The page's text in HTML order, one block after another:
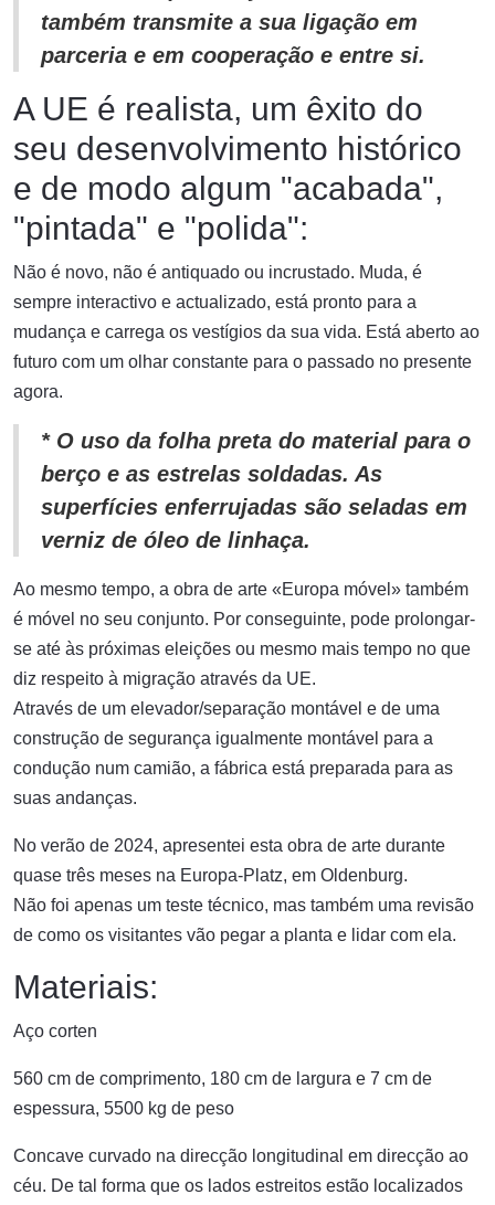
também transmite a sua ligação em
parceria e em cooperação e entre si.
A UE é realista, um êxito do
seu desenvolvimento histórico
e de modo algum "acabada",
"pintada" e "polida":
Não é novo, não é antiquado ou incrustado. Muda, é
sempre interactivo e actualizado, está pronto para a
mudança e carrega os vestígios da sua vida. Está aberto ao
futuro com um olhar constante para o passado no presente
agora.
* O uso da folha preta do material para o
berço e as estrelas soldadas. As
superfícies enferrujadas são seladas em
verniz de óleo de linhaça.
Ao mesmo tempo, a obra de arte «Europa móvel» também
é móvel no seu conjunto. Por conseguinte, pode prolongar-
se até às próximas eleições ou mesmo mais tempo no que
diz respeito à migração através da UE.
Através de um elevador/separação montável e de uma
construção de segurança igualmente montável para a
condução num camião, a fábrica está preparada para as
suas andanças.
No verão de 2024, apresentei esta obra de arte durante
quase três meses na Europa-Platz, em Oldenburg.
Não foi apenas um teste técnico, mas também uma revisão
de como os visitantes vão pegar a planta e lidar com ela.
Materiais:
Aço corten
560 cm de comprimento, 180 cm de largura e 7 cm de
espessura, 5500 kg de peso
Concave curvado na direcção longitudinal em direcção ao
céu. De tal forma que os lados estreitos estão localizados